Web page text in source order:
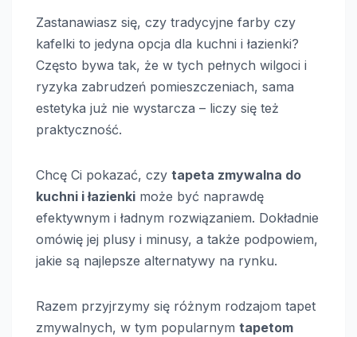
Zastanawiasz się, czy tradycyjne farby czy
kafelki to jedyna opcja dla kuchni i łazienki?
Często bywa tak, że w tych pełnych wilgoci i
ryzyka zabrudzeń pomieszczeniach, sama
estetyka już nie wystarcza – liczy się też
praktyczność.
Chcę Ci pokazać, czy tapeta zmywalna do
kuchni i łazienki może być naprawdę
efektywnym i ładnym rozwiązaniem. Dokładnie
omówię jej plusy i minusy, a także podpowiem,
jakie są najlepsze alternatywy na rynku.
Razem przyjrzymy się różnym rodzajom tapet
zmywalnych, w tym popularnym tapetom